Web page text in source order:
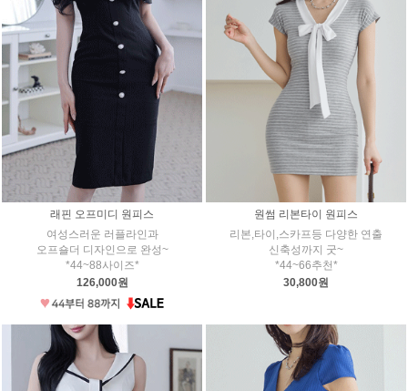
래핀 오프미디 원피스
여성스러운 러플라인과
오프숄더 디자인으로 완성~
*44~88사이즈*
126,000원
원썸 리본타이 원피스
리본,타이,스카프등 다양한 연출
신축성까지 굿~
*44~66추천*
30,800원